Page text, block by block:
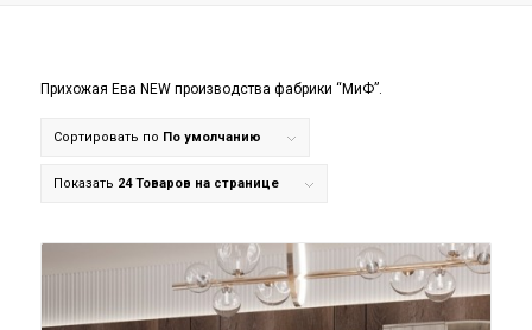
Прихожая Ева NEW производства фабрики “МиФ”.
Сортировать по По умолчанию
Показать 24 Товаров на странице